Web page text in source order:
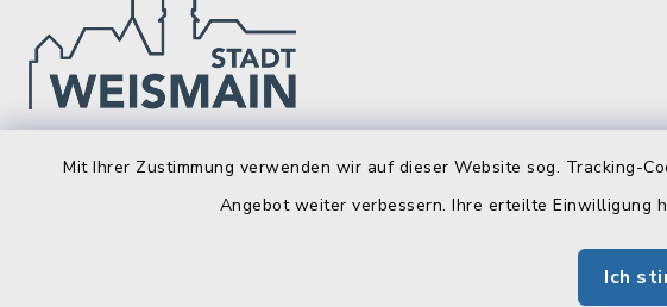
Mit Ihrer Zustimmung verwenden wir auf dieser Website sog. Tracking-
Angebot weiter verbessern. Ihre erteilte Einwilligung
Ich
Stadt Weismain Öffnungszeiten